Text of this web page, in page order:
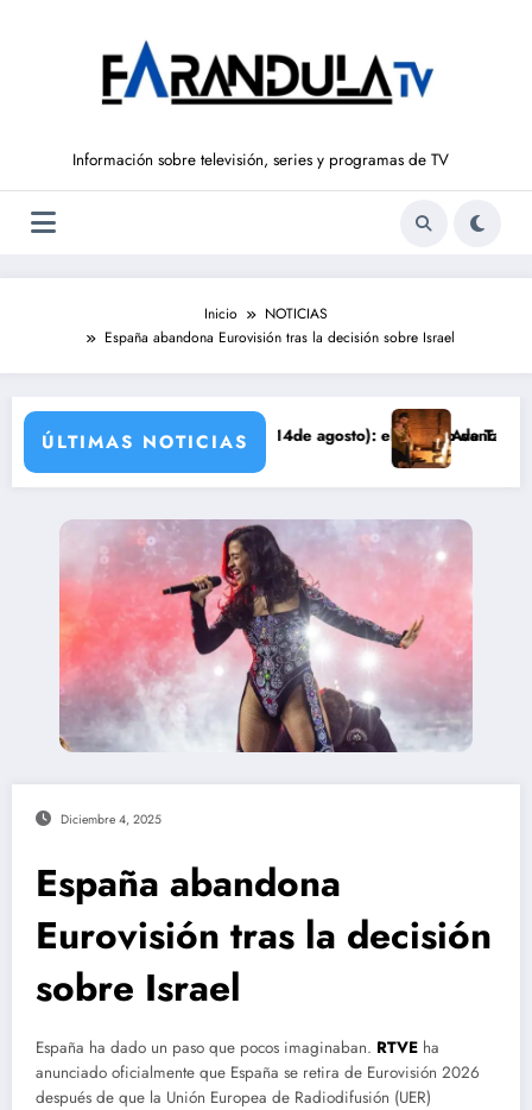
Información sobre televisión, series y programas de TV
Inicio
NOTICIAS
España abandona Eurovisión tras la decisión sobre Israel
ÚLTIMAS NOTICIAS
LIBERTAD’ (del 10 al 14de agosto): el secreto de Tasio sale a la luz
Avance VALLE
Diciembre 4, 2025
España abandona
Eurovisión tras la decisión
sobre Israel
España ha dado un paso que pocos imaginaban. RTVE ha
anunciado oficialmente que España se retira de Eurovisión 2026
después de que la Unión Europea de Radiodifusión (UER)